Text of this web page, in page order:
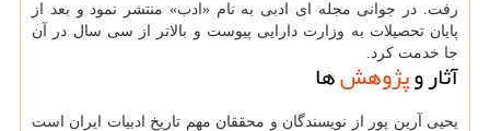
رفت. در جوانی مجله ای ادبی به نام «ادب» منتشر نمود و بعد از
پایان تحصیلات به وزارت دارایی پیوست و بالاتر از سی سال در آن
جا خدمت کرد.
آثار وپژوهشها
یحیی آرین پور از نویسندگان و محققان مهم تاریخ ادبیات ایران است